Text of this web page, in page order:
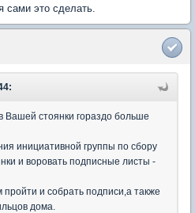
это сделать.
Вашей стоянки гораздо больше
инициативной группы по сбору
и воровать подписные листы -
и собрать подписи,а также
дома.